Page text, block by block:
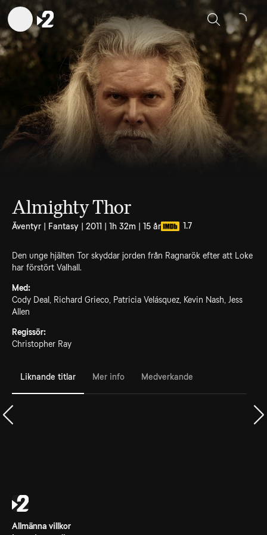
Sök
Almighty Thor
Äventyr | Fantasy | 2011 | 1h 32m | 15 år 1.7
Den unge hjälten Tor skyddar jorden från Ragnarök efter att Loke
har förstört Valhall.
Med:
Cody Deal, Richard Grieco, Patricia Velásquez, Kevin Nash, Jess
Allen
Regissör:
Christopher Ray
Liknande titlar Mer info Medverkande
Allmänna villkor